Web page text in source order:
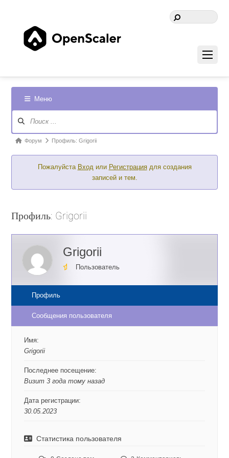
Меню
Форума
ФорумФорум Профиль: Grigorii
Пожалуйста Входили Регистрациядля создания
записей и тем.
Профиль: Grigorii
Grigorii
Пользователь
Профиль
Сообщения пользователя
Имя:
Grigorii
Последнее посещение:
Визит 3 года тому назад
Дата регистрации:
30.05.2023
Статистика пользователя